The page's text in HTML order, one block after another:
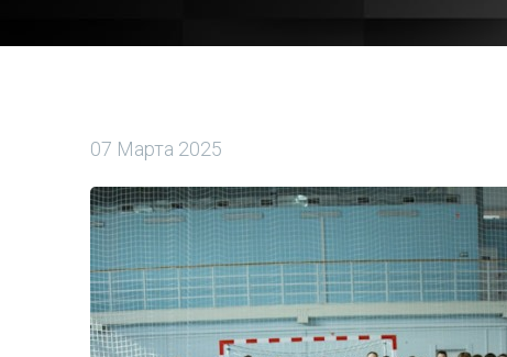
07 Марта 2025